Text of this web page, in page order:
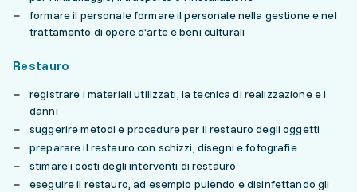
formare il personale formare il personale nella gestione e nel
trattamento di opere d‘arte e beni culturali
Restauro
registrare i materiali utilizzati, la tecnica di realizzazione e i
danni
suggerire metodi e procedure per il restauro degli oggetti
preparare il restauro con schizzi, disegni e fotografie
stimare i costi degli interventi di restauro
eseguire il restauro, ad esempio pulendo e disinfettando gli